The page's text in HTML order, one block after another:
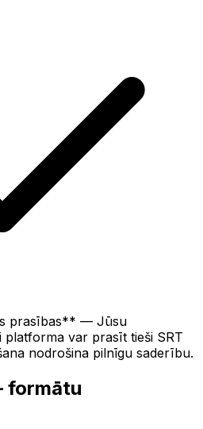
prasības** — Jūsu
platforma var prasīt tieši SRT
nodrošina pilnīgu saderību.
formātu